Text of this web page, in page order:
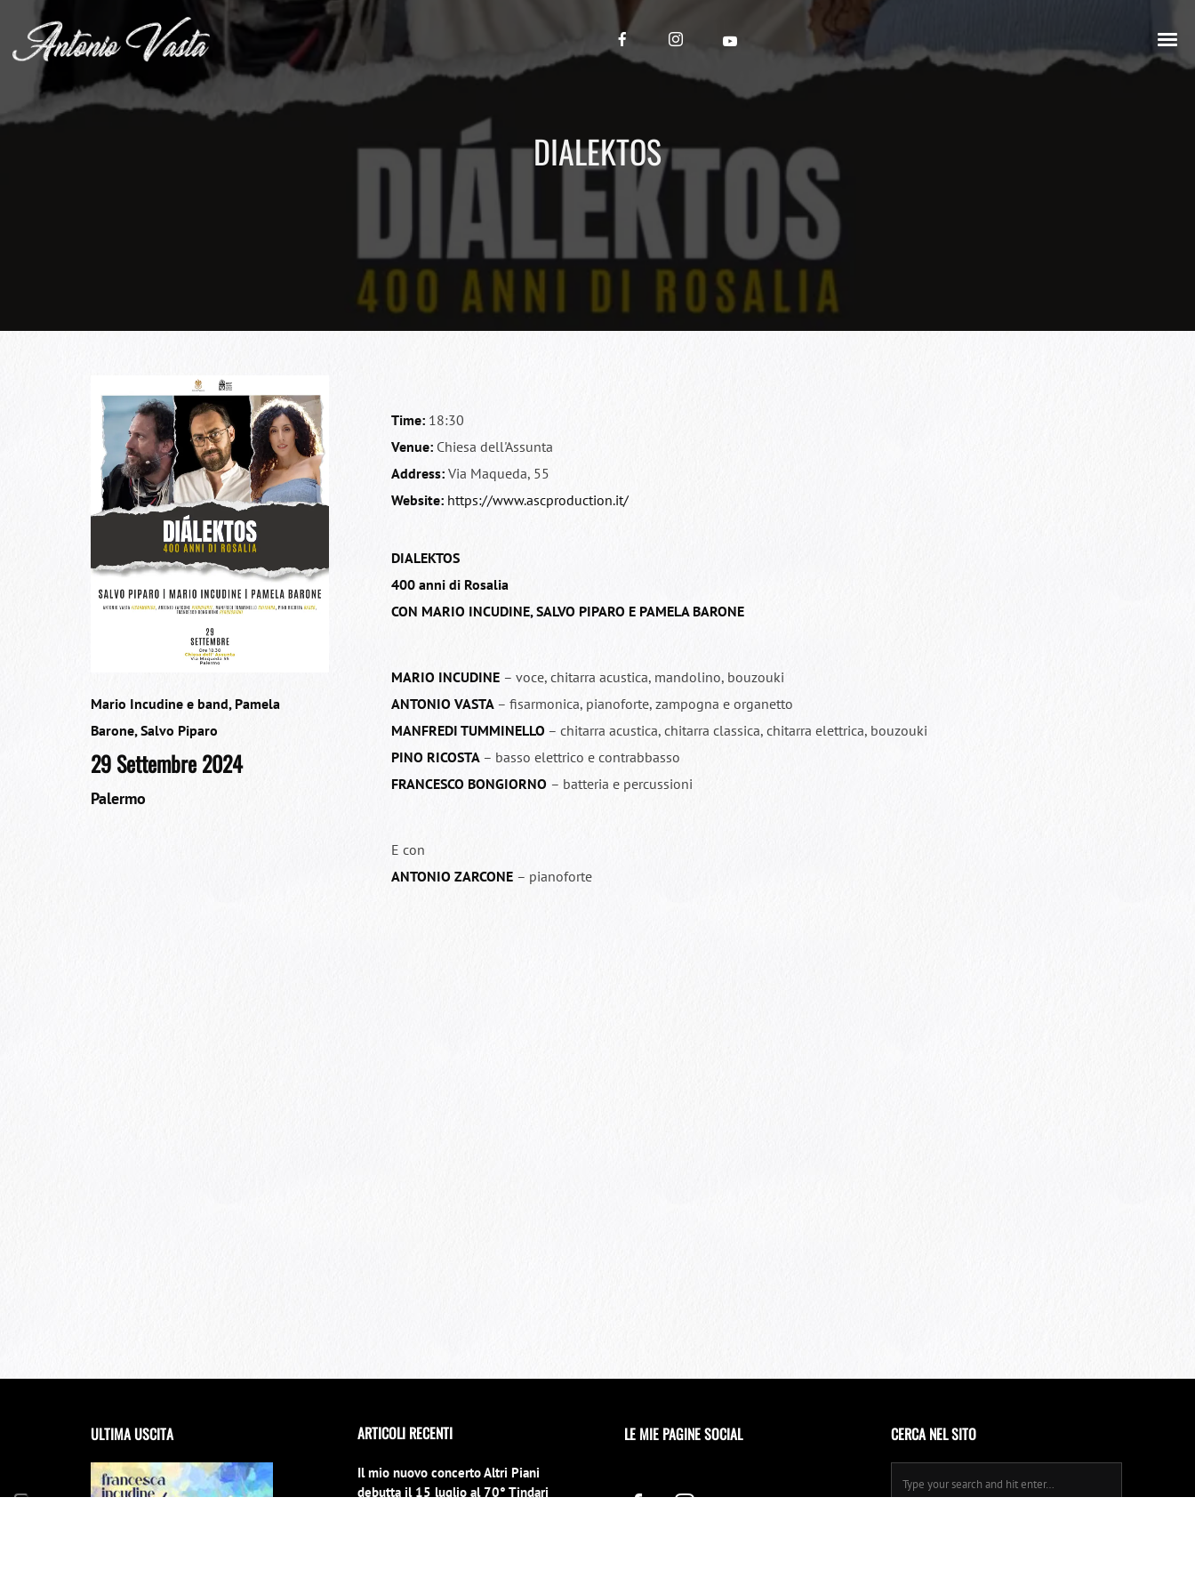
DIALEKTOS
Mario Incudine e band, Pamela
Barone,Salvo Piparo
29 Settembre 2024
Palermo
Time:18:30
Venue:Chiesa dell'Assunta
Address:Via Maqueda, 55
Website: https://www.ascproduction.it/
DIALEKTOS
400 anni di Rosalia
CON MARIO INCUDINE, SALVO PIPARO E PAMELA BARONE
MARIO INCUDINE – voce, chitarra acustica, mandolino, bouzouki
ANTONIO VASTA – fisarmonica, pianoforte, zampogna e organetto
MANFREDI TUMMINELLO – chitarra acustica, chitarra classica, chitarra elettrica, bouzouki
PINO RICOSTA – basso elettrico e contrabbasso
FRANCESCO BONGIORNO – batteria e percussioni
E con
ANTONIO ZARCONE – pianoforte
ULTIMA USCITA ARTICOLI RECENTI
Il mio nuovo concerto Altri Piani
debutta il 15 luglio al 70° Tindari
LE MIE PAGINE SOCIAL CERCA NEL SITO